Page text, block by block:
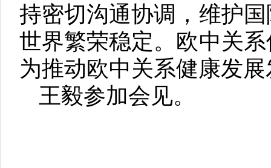
持密切沟通协调，维护
世界繁荣稳定。欧中关
为推动欧中关系健康发
王毅参加会见。